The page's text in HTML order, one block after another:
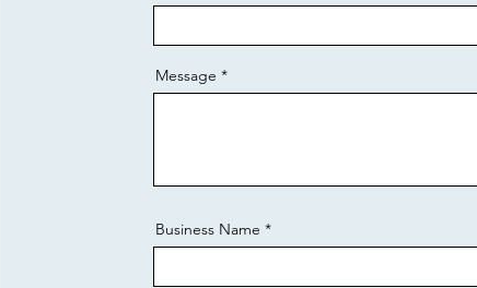
Message
Business Name